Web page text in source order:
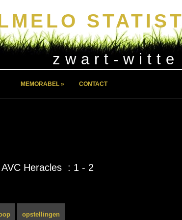
zwart-
MEMORABEL » CONTACT
Heracles : 1 - 2
opstellingen